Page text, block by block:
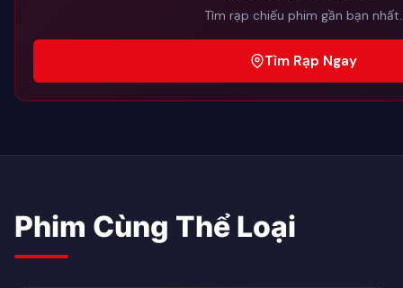
Tìm rạp chiếu phim gần bạn nhất.
Tìm Rạp Ngay
Phim Cùng Thể Loại